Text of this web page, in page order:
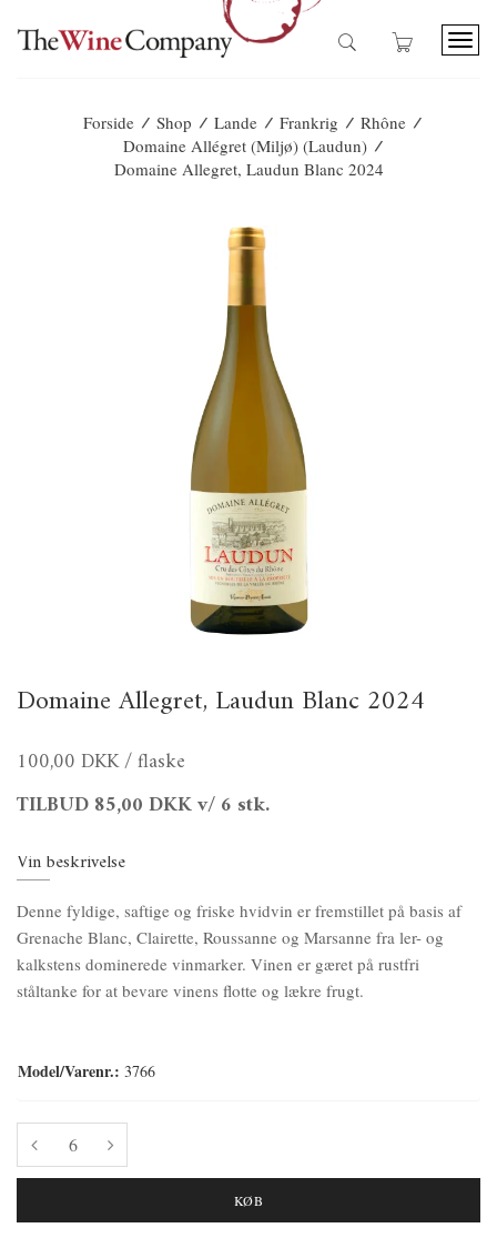
T
Forside / Shop / Lande / Frankrig / Rhône /
Domaine Allégret (Miljø) (Laudun) /
Domaine Allegret, Laudun Blanc 2024
Domaine Allegret, Laudun Blanc 2024
100,00 DKK/ flaske
TILBUD85,00 DKKv/ 6 stk.
Vin beskrivelse
Denne fyldige, saftige og friske hvidvin er fremstillet på basis af
Grenache Blanc, Clairette, Roussanne og Marsanne fra ler- og
kalkstens dominerede vinmarker. Vinen er gæret på rustfri
ståltanke for at bevare vinens flotte og lækre frugt.
Model/Varenr.: 3766
KØB